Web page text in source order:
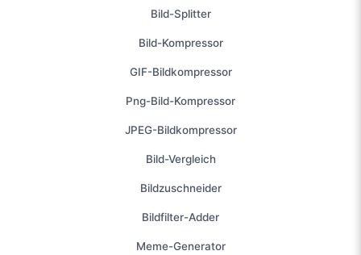
Bild-Splitter
Bild-Kompressor
GIF-Bildkompressor
Png-Bild-Kompressor
JPEG-Bildkompressor
Bild-Vergleich
Bildzuschneider
Bildfilter-Adder
Meme-Generator